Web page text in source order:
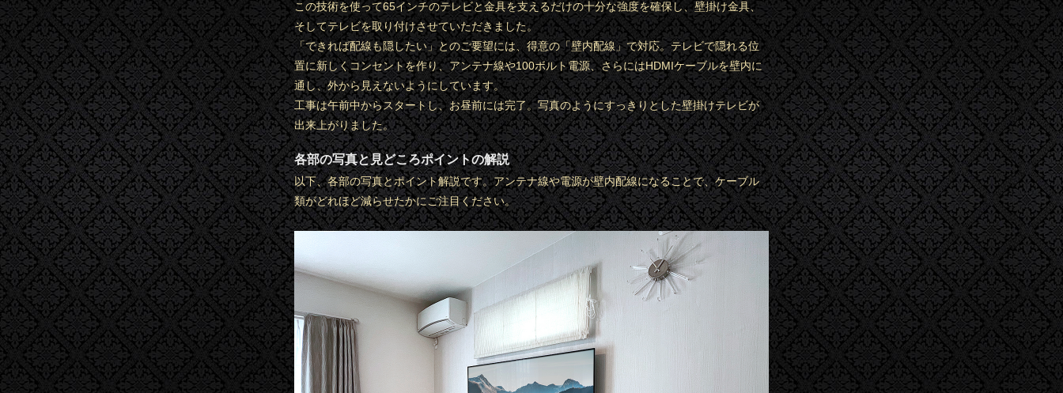
この技術を使って65インチのテレビと金具を支えるだけの十分な強度を確保し、壁掛け金具、
そしてテレビを取り付けさせていただきました。
「できれば配線も隠したい」とのご要望には、得意の「壁内配線」で対応。テレビで隠れる位
置に新しくコンセントを作り、アンテナ線や100ボルト電源、さらにはHDMIケーブルを壁内に
通し、外から見えないようにしています。
工事は午前中からスタートし、お昼前には完了。写真のようにすっきりとした壁掛けテレビが
出来上がりました。
各部の写真と見どころポイントの解説
以下、各部の写真とポイント解説です。アンテナ線や電源が壁内配線になることで、ケーブル
類がどれほど減らせたかにご注目ください。